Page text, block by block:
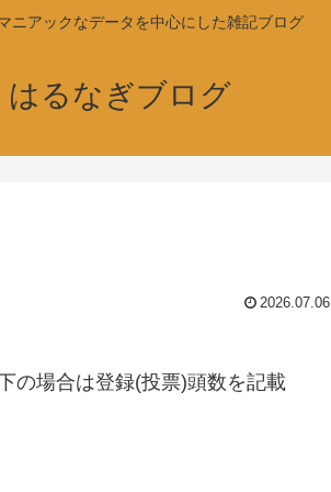
ニアックなデータを中心にした雑記ブログ
はるなぎブログ
2026.07.06
の場合は登録(投票)頭数を記載